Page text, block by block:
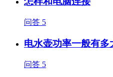
问答 5
电水壶功率一般有多
问答 5